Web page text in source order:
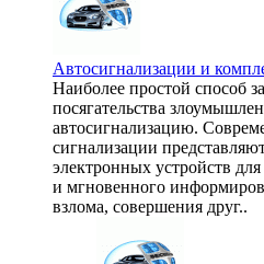
Автосигнализации и
Наиболее простой способ
посягательства
автосигнализацию.
сигнализации
электронных устройств
и мгновенного
взлома, совершения друг..